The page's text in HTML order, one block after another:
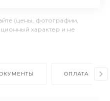
(цены, фотографии,
характер и не
ОПЛАТА